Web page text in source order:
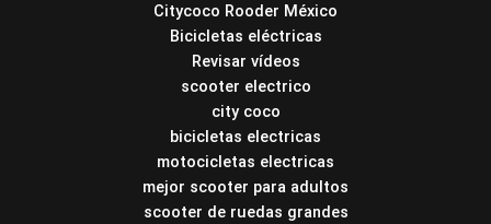
Citycoco Rooder México
Bicicletas eléctricas
Revisar vídeos
scooter electrico
city coco
bicicletas electricas
motocicletas electricas
mejor scooter para adultos
scooter de ruedas grandes